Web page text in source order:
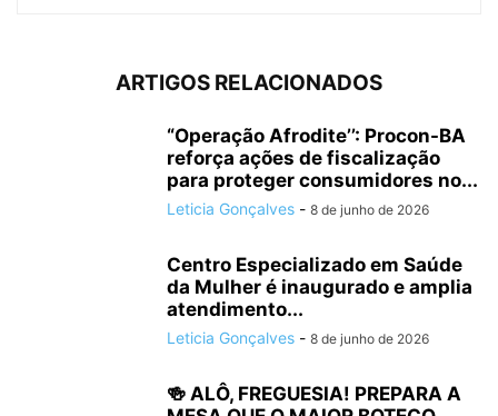
ARTIGOS RELACIONADOS
“Operação Afrodite’’: Procon-BA
reforça ações de fiscalização
para proteger consumidores no...
Leticia Gonçalves - 8 de junho de 2026
Centro Especializado em Saúde
da Mulher é inaugurado e amplia
atendimento...
Leticia Gonçalves - 8 de junho de 2026
🍻 ALÔ, FREGUESIA! PREPARA A